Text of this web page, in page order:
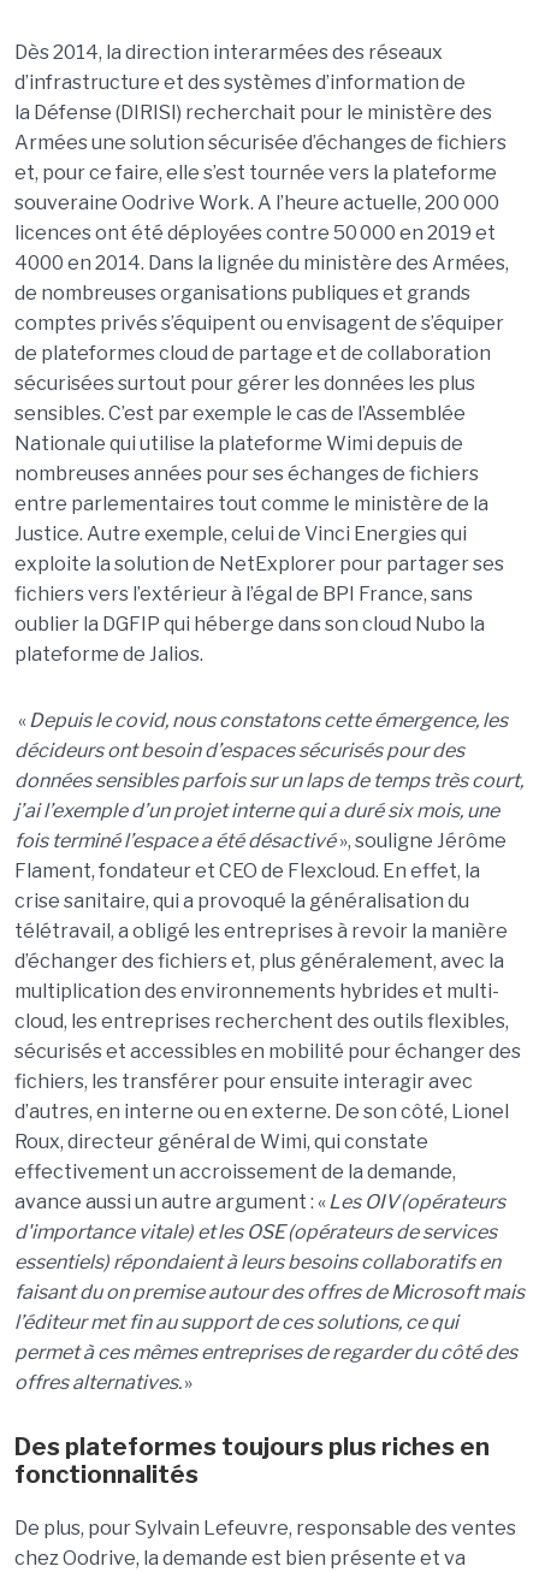
Dès 2014, la direction interarmées des réseaux
d’infrastructure et des systèmes d’information de
la Défense (DIRISI) recherchait pour le ministère des
Armées une solution sécurisée d’échanges de fichiers
et, pour ce faire, elle s’est tournée vers la plateforme
souveraine Oodrive Work. A l’heure actuelle, 200 000
licences ont été déployées contre 50 000 en 2019 et
4000 en 2014. Dans la lignée du ministère des Armées,
de nombreuses organisations publiques et grands
comptes privés s’équipent ou envisagent de s’équiper
de plateformes cloud de partage et de collaboration
sécurisées surtout pour gérer les données les plus
sensibles. C’est par exemple le cas de l’Assemblée
Nationale qui utilise la plateforme Wimi depuis de
nombreuses années pour ses échanges de fichiers
entre parlementaires tout comme le ministère de la
Justice. Autre exemple, celui de Vinci Energies qui
exploite la solution de NetExplorer pour partager ses
fichiers vers l’extérieur à l’égal de BPI France, sans
oublier la DGFIP qui héberge dans son cloud Nubo la
plateforme de Jalios.
«Depuis le covid, nous constatons cette émergence, les
décideurs ont besoin d’espaces sécurisés pour des
données sensibles parfois sur un laps de temps très court,
j’ai l’exemple d’un projet interne qui a duré six mois, une
fois terminé l’espace a été désactivé», souligne Jérôme
Flament, fondateur et CEO de Flexcloud. En effet, la
crise sanitaire, qui a provoqué la généralisation du
télétravail, a obligé les entreprises à revoir la manière
d’échanger des fichiers et, plus généralement, avec la
multiplication des environnements hybrides et multi-
cloud, les entreprises recherchent des outils flexibles,
sécurisés et accessibles en mobilité pour échanger des
fichiers, les transférer pour ensuite interagir avec
d’autres, en interne ou en externe. De son côté, Lionel
Roux, directeur général de Wimi, qui constate
effectivement un accroissement de la demande,
avance aussi un autre argument : «Les OIV(opérateurs
d'importance vitale) et les OSE(opérateurs de services
essentiels) répondaient à leurs besoins collaboratifs en
faisant du on premise autour des offres de Microsoft mais
l’éditeur met fin au support de ces solutions, ce qui
permet à ces mêmes entreprises de regarder du côté des
offres alternatives.»
Des plateformes toujours plus riches en
fonctionnalités
De plus, pour Sylvain Lefeuvre, responsable des ventes
chez Oodrive, la demande est bien présente et va